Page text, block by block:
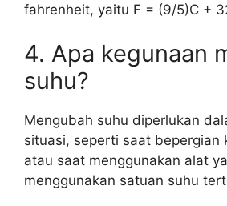
fahrenheit, yaitu F = (9/5)C +
4. Apa kegunaan
suhu?
Mengubah suhu diperlukan
situasi, seperti saat bepergian
atau saat menggunakan alat
menggunakan satuan suhu